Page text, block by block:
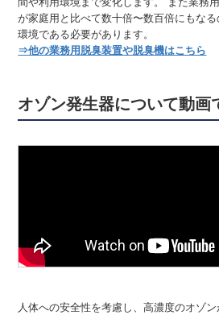
が家庭用と比べて数十倍〜数百倍にもな
環境である必要があります。
⇒他の業務用脱臭装置や脱臭機はこちら
オゾン発生器について動画
人体への安全性を考慮し、高濃度のオゾン